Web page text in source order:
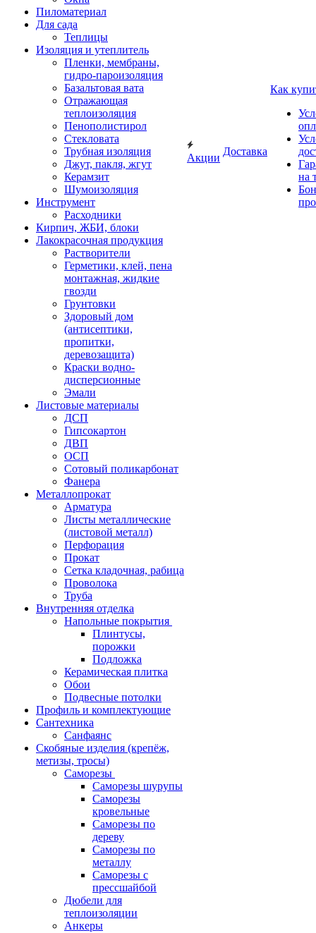
Пиломатериал
Для сада
Теплицы
Изоляция и утеплитель
Пленки, мембраны,
гидро-пароизоляция
Базальтовая вата
Отражающая
теплоизоляция
Пенополистирол
Стекловата
Трубная изоляция
Джут, пакля, жгут
Керамзит
Шумоизоляция
Инструмент
Расходники
Кирпич, ЖБИ, блоки
Лакокрасочная продукция
Растворители
Герметики, клей, пена
монтажная, жидкие
гвозди
Грунтовки
Здоровый дом
(антисептики,
пропитки,
деревозащита)
Краски водно-
дисперсионные
Эмали
Листовые материалы
ДСП
Гипсокартон
ДВП
ОСП
Сотовый поликарбонат
Фанера
Металлопрокат
Арматура
Листы металлические
(листовой металл)
Перфорация
Прокат
Сетка кладочная, рабица
Проволока
Труба
Внутренняя отделка
Напольные покрытия
Плинтусы,
порожки
Подложка
Керамическая плитка
Обои
Подвесные потолки
Профиль и комплектующие
Сантехника
Санфаянс
Скобяные изделия (крепёж,
метизы, тросы)
Саморезы
Саморезы шурупы
Саморезы
кровельные
Саморезы по
дереву
Саморезы по
металлу
Саморезы с
прессшайбой
Дюбели для
теплоизоляции
Анкеры
Акции
Доставка
Как
на